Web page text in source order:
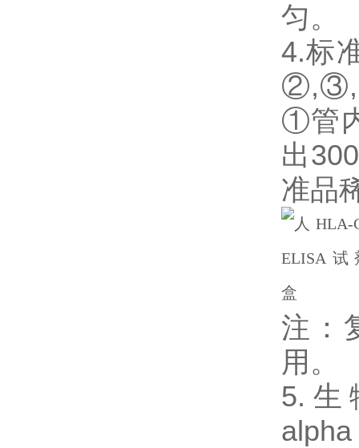
匀。
4.标
①管
出
准品
注：
用。
5.生